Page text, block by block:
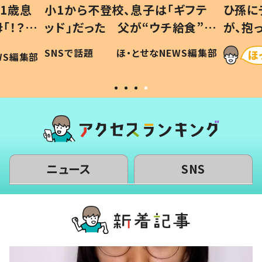
フテ
食”を
編集部
ひ孫にデレデレな80歳じいじ
が、抱っこすると…ひ孫の反応に
「涙が出ました」「可愛くて仕方な
い」
ほ・とせなNEWS編集部
ニュース SNS